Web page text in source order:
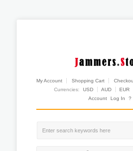
My Account Shopping Cart
Currencies:
USD AUD EUR
Account
Log In ?